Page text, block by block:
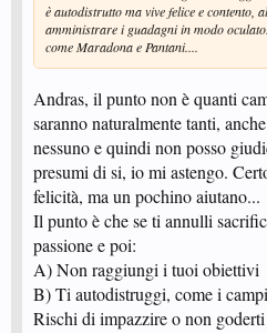
è autodistrutto ma vive felice e contento,
amministrare i guadagni in modo
come Maradona e Pantani....
Andras, il punto non è quanti
saranno naturalmente tanti,
nessuno e quindi non posso
presumi di si, io mi astengo.
felicità, ma un pochino aiutano...
Il punto è che se ti annulli
passione e poi:
A) Non raggiungi i tuoi obiettivi
B) Ti autodistruggi, come i
Rischi di impazzire o non